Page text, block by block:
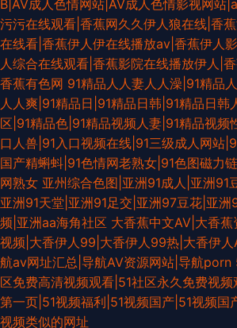
B|AV成人色情网站|AV成人色情影视网站
污污在线观看|香蕉网久久伊人狼在线|香
在线看|香蕉伊人伊在线播放av|香蕉伊人
人综合在线观看|香蕉影院在线播放伊人|
香蕉有色网 91精品人人妻人人澡|91精品
人人爽|91精品日|91精品日韩|91精品日韩
区|91精品色|91精品视频人妻|91精品视频
口人兽|91入口视频在线|91三级成人网站
国产精蝌蚪|91色情网老熟女|91色图磁力
网熟女 亚州综合色图|亚洲91成人|亚洲91
亚洲91天堂|亚洲91足交|亚洲97豆花|亚
频|亚洲aa海角社区 大香蕉中文AV|大香
视频|大香伊人99|大香伊人99热|大香伊
航av网址汇总|导航AV资源网站|导航porn
区免费高清视频观看|51社区永久免费视
第一页|51视频福利|51视频国产|51视频国
视频类似的网址